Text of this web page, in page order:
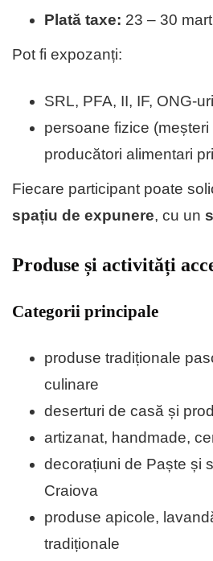
Plată taxe: 23 – 30
Pot fi expozanți:
SRL, PFA, II, IF, ONG-uri
persoane fizice (meșteri
producători alimentari
Fiecare participant poate
spațiu de expunere, cu un
Produse și activități
Categorii principale
produse tradiționale
culinare
deserturi de casă și
artizanat, handmade,
decorațiuni de Paște și
Craiova
produse apicole,
tradiționale